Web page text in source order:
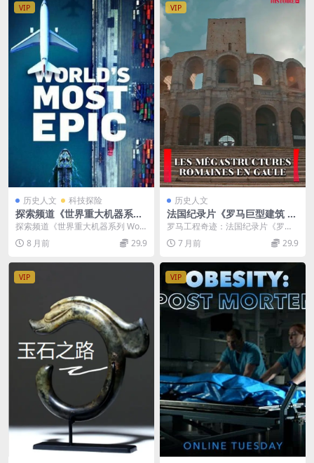
VIP
历史人文 科技探险
探索频道《世界重大机器系列
Word’s Most EPIC 2018》第
一季全12集 英语英字 720P/M
P4/12G 科技纪录片
探索频道《世界重大机器系列 Worl
d’s Most EPIC 20...
8 月前 29.9
VIP
历史人文
法国纪录片《罗马巨型建筑 R
oman Megastructures 202
3》全3集 英语中英双字 无水
印纯净版 1080P/MKV/5.82G
罗马工程奇迹：法国纪录片《罗马
巨型建筑Roman Megastructures
... 7 月前 29.9
VIP VIP